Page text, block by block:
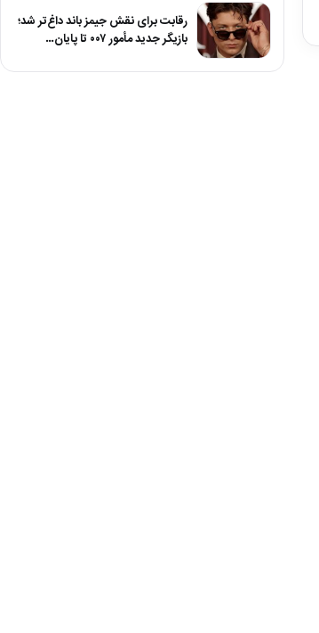
رقابت برای نقش جیمز باند داغ‌تر شد؛
بازیگر جدید مأمور ۰۰۷ تا پایان…